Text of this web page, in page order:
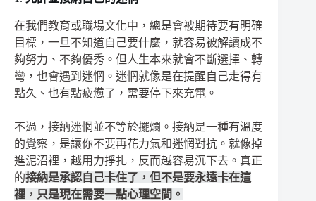
在我們教育或職場文化中，總是會被期待要有明確
目標，一旦不知道自己要什麼，就容易被解讀成不
夠努力、不夠優秀。但人生本來就會不斷選擇、轉
彎，也會遇到迷惘。迷惘就像是在提醒自己走得有
點久、也有點疲憊了，需要停下來充電。
不過，接納迷惘並不等於擺爛。接納是一種有溫度
的覺察，是讓你不要再花力氣和迷惘對抗。就像掉
進泥沼裡，越用力掙扎，反而越容易沉下去。真正
的接納是承認自己卡住了，但不是要永遠卡在這
裡，只是現在需要一點心理空間。